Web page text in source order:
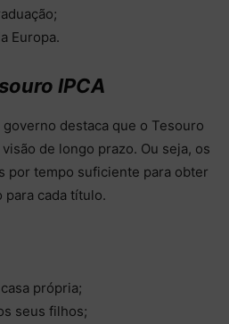
Europa.
IPCA
destaca que o Tesouro
de longo prazo. Ou seja, os
por tempo suficiente para obter
cada título.
própria;
seus filhos;